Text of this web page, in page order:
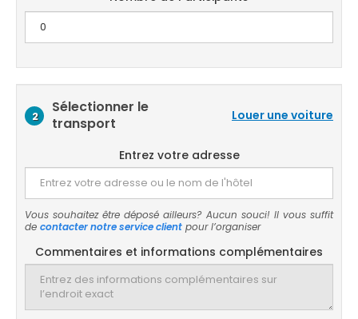
2
Sélectionner le
transport
Louer une voiture
Entrez votre adresse
Vous souhaitez être déposé ailleurs? Aucun souci! Il vous suffit
de contacter notre service client pour l’organiser
Commentaires et informations complémentaires